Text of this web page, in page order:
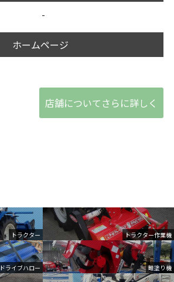
トラクター トラクター作業機
ドライブハロー 畦塗り機
-
ホームページ
店舗についてさらに詳しく